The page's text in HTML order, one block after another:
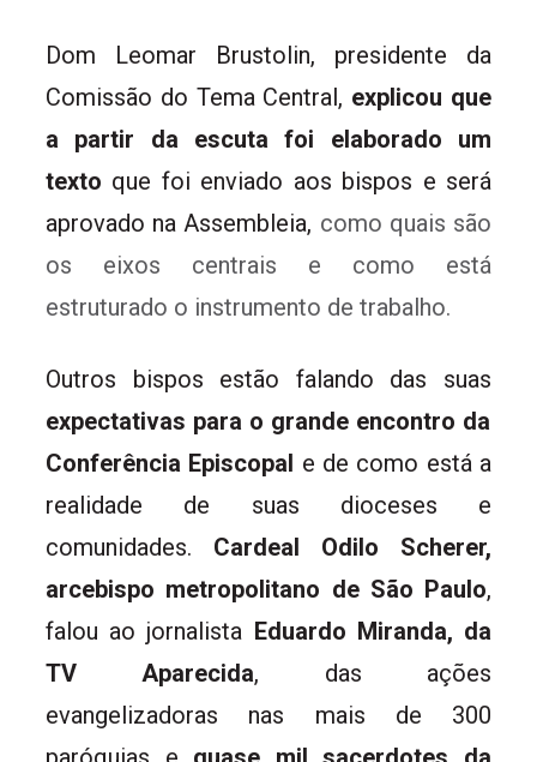
Dom Leomar Brustolin, presidente da
Comissão do Tema Central, explicou que
a partir da escuta foi elaborado um
texto que foi enviado aos bispos e será
aprovado na Assembleia, como quais são
os eixos centrais e como está
estruturado o instrumento de trabalho.
Outros bispos estão falando das suas
expectativas para o grande encontro da
Conferência Episcopal e de como está a
realidade de suas dioceses e
comunidades. Cardeal Odilo Scherer,
arcebispo metropolitano de São Paulo,
falou ao jornalista Eduardo Miranda, da
TV Aparecida, das ações
evangelizadoras nas mais de 300